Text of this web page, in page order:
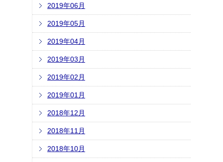
2019年06月
2019年05月
2019年04月
2019年03月
2019年02月
2019年01月
2018年12月
2018年11月
2018年10月